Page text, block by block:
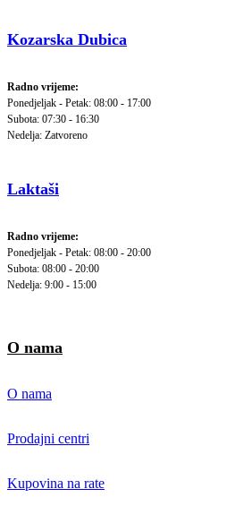
Kozarska Dubica
Radno vrijeme:
Ponedjeljak - Petak: 08:00 - 17:00
Subota: 07:30 - 16:30
Nedelja: Zatvoreno
Laktaši
Radno vrijeme:
Ponedjeljak - Petak: 08:00 - 20:00
Subota: 08:00 - 20:00
Nedelja: 9:00 - 15:00
O nama
O nama
Prodajni centri
Kupovina na rate